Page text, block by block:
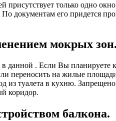
только одно
документам его придется
мокрых зон.
. Если Вы планируете
переносить на жилые
из туалета в кухню.
коридор.
балкона.